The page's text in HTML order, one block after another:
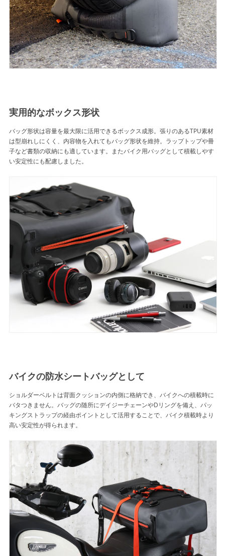
実用的なボックス形状
バッグ形状は容量を最大限に活用できるボックス成形。張りのあるTPU素材
は型崩れしにくく、内容物を入れてもバッグ形状を維持。ラップトップや冊
子など書類の収納にも適しています。またバイク用バッグとして積載しやす
い安定性にも配慮しました。
バイクの防水シートバッグとして
ショルダーベルトは背面クッションの内側に格納でき、バイクへの積載時に
バタつきません。バッグの随所にデイジーチェーンやDリングを備え、パッ
キングストラップの経由ポイントとして活用することで、バイク積載時より
高い安定性が得られます。